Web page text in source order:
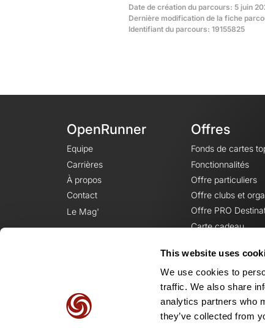
This website uses
We use cookies to
traffic. We also share
analytics partners who
they’ve collected from
Date de création du parcours: 5 juin
Dernière modification de la fiche
Identifiant du parcours: 19155825
OpenRunner
Equipe
Carrières
À propos
Contact
Le Mag'
Offres
Fonds de cartes
Fonctionnalités
Offre particuliers
Offre clubs et
Offre PRO
Carte cadeau